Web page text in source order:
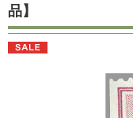
品】